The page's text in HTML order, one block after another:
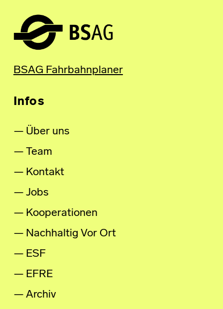
BSAG Fahrbahnplaner
Infos
Über uns
Team
Kontakt
Jobs
Kooperationen
Nachhaltig Vor Ort
ESF
EFRE
Archiv